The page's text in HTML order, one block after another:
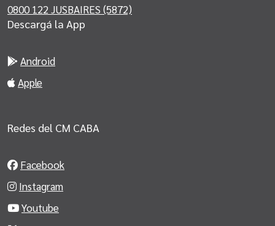
0800 122 JUSBAIRES (5872)
Descargá la App
Android
Apple
Redes del CM CABA
Facebook
Instagram
Youtube